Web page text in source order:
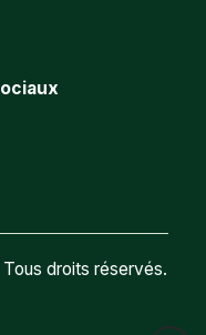
droits réservés.